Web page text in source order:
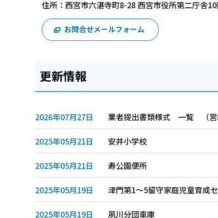
住所：西宮市六湛寺町8-28 西宮市役所第二庁舎
お問合せメールフォーム
更新情報
2026年07月27日 業者提出書類様式 一覧 （営
2025年05月21日 安井小学校
2025年05月21日 寿公園便所
2025年05月19日 津門第1～5留守家庭児童育成
2025年05月19日 夙川分団車庫